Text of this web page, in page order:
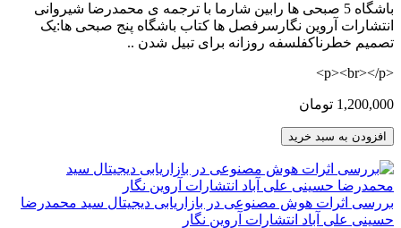
باشگاه 5 صبحی ها رابین شارما با ترجمه ی محمدرضا شیروانی
انتشارات آروین نگارسرفصل ها کتاب باشگاه پنج صبحی ها:یک
تصمیم خطرناکفلسفه روزانه برای تبیل شدن ..
<p><br></p>
1,200,000 تومان
افزودن به سبد خرید
بررسی اثرات هوش مصنوعی در بازاریابی دیجیتال سید محمدرضا
حسینی علی آباد انتشارات آروین نگار